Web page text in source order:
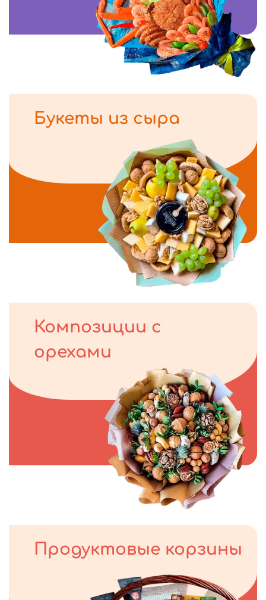
Букеты из сыра
Композиции с
орехами
Продуктовые корзины